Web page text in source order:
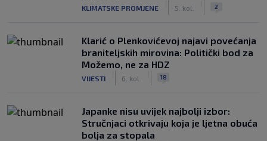
KLIMATSKE PROMJENE 5. kol. 2
Klarić o Plenkovićevoj najavi povećanja
braniteljskih mirovina: Politički bod za
Možemo, ne za HDZ
VIJESTI 6. kol. 18
Japanke nisu uvijek najbolji izbor:
Stručnjaci otkrivaju koja je ljetna obuća
bolja za stopala